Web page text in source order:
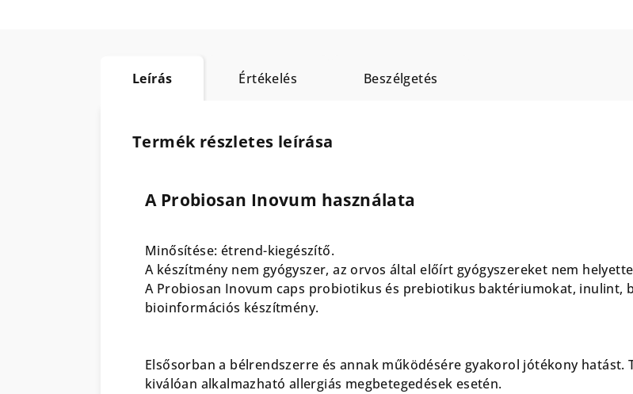
Leírás Értékelés Beszélgetés
Termék részletes leírása
A Probiosan Inovum használata
Minősítése: étrend-kiegészítő.
A készítmény nem gyógyszer, az orvos által előírt gyógyszereket nem
A Probiosan Inovum caps probiotikus és prebiotikus baktériumokat,
bioinformációs készítmény.
Elsősorban a bélrendszerre és annak működésére gyakorol jótékony
kiválóan alkalmazható allergiás megbetegedések esetén.